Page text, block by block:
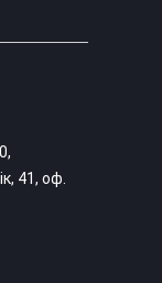
41, оф.